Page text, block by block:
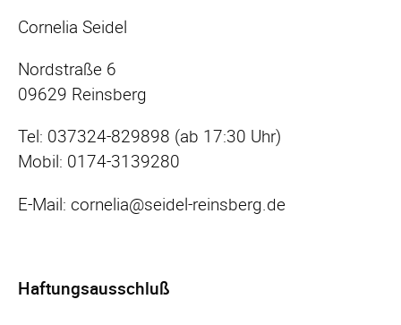
Cornelia Seidel
Nordstraße 6
09629 Reinsberg
Tel: 037324-829898 (ab 17:30 Uhr)
Mobil: 0174-3139280
E-Mail: cornelia@seidel-reinsberg.de
Haftungsausschluß